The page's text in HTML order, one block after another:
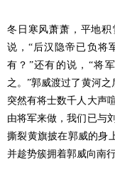
冬日寒风萧萧，平地积
说，“后汉隐帝已负将
有？”还有的说，“将
之。”郭威渡过了黄河
突然有将士数千人大声
由将军来做，我们已与
撕裂黄旗披在郭威的身
并趁势簇拥着郭威向南